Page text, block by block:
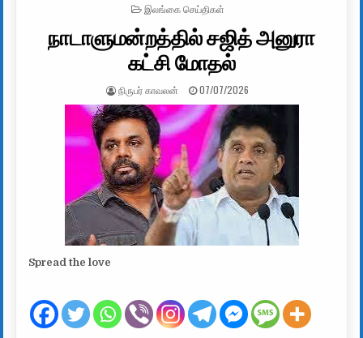
POSTED IN
இலங்கை செய்திகள்
நாடாளுமன்றத்தில் சஜித் அனுரா
கட்சி மோதல்
AUTHOR:
நிருபர் காவலன் PUBLISHED DATE:
07/07/2026
Spread the love